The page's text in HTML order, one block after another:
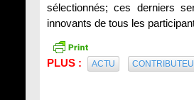
sélectionnés; ces derniers
innovants de tous les
PLUS : ACTU